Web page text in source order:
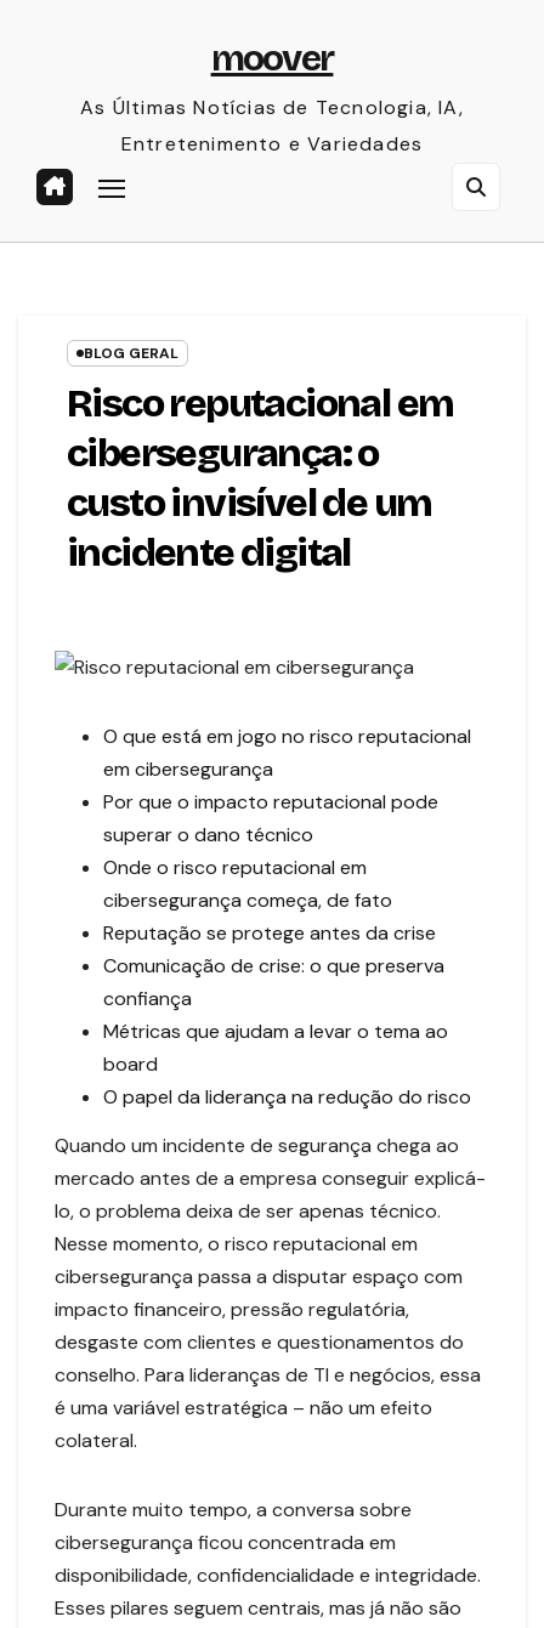
moover
As Últimas Notícias de Tecnologia, IA,
Entretenimento e Variedades
BLOG GERAL
Risco reputacional em
cibersegurança: o
custo invisível de um
incidente digital
O que está em jogo no risco reputacional
em cibersegurança
Por que o impacto reputacional pode
superar o dano técnico
Onde o risco reputacional em
cibersegurança começa, de fato
Reputação se protege antes da crise
Comunicação de crise: o que preserva
confiança
Métricas que ajudam a levar o tema ao
board
O papel da liderança na redução do risco
Quando um incidente de segurança chega ao
mercado antes de a empresa conseguir explicá-
lo, o problema deixa de ser apenas técnico.
Nesse momento, o risco reputacional em
cibersegurança passa a disputar espaço com
impacto financeiro, pressão regulatória,
desgaste com clientes e questionamentos do
conselho. Para lideranças de TI e negócios, essa
é uma variável estratégica – não um efeito
colateral.
Durante muito tempo, a conversa sobre
cibersegurança ficou concentrada em
disponibilidade, confidencialidade e integridade.
Esses pilares seguem centrais, mas já não são